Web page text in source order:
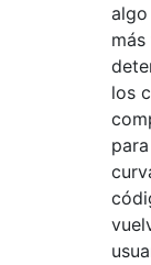
algo
los